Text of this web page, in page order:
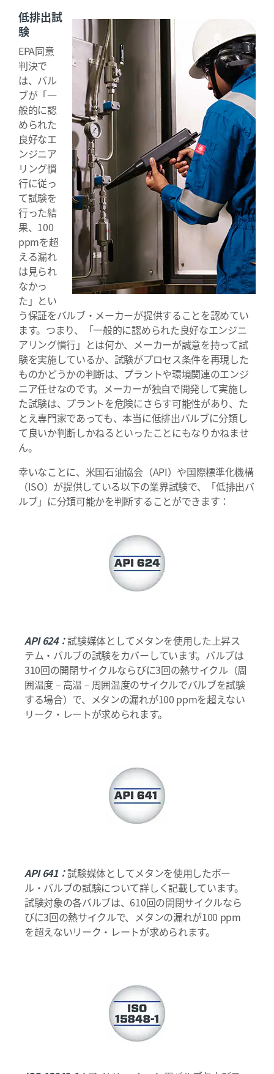
低排出試
験
EPA同意
判決で
は、バル
ブが「一
般的に認
められた
良好なエ
ンジニア
リング慣
行に従っ
て試験を
行った結
果、100
ppmを超
える漏れ
は見られ
なかっ
た」とい
う保証をバルブ・メーカーが提供することを認めてい
ます。つまり、「一般的に認められた良好なエンジニ
アリング慣行」とは何か、メーカーが誠意を持って試
験を実施しているか、試験がプロセス条件を再現した
ものかどうかの判断は、プラントや環境関連のエンジ
ニア任せなのです。メーカーが独自で開発して実施し
た試験は、プラントを危険にさらす可能性があり、た
とえ専門家であっても、本当に低排出バルブに分類し
て良いか判断しかねるといったことにもなりかねませ
ん。
幸いなことに、米国石油協会（API）や国際標準化機構
（ISO）が提供している以下の業界試験で、「低排出バ
ルブ」に分類可能かを判断することができます：
API 624：試験媒体としてメタンを使用した上昇ス
テム・バルブの試験をカバーしています。バルブは
310回の開閉サイクルならびに3回の熱サイクル（周
囲温度－高温－周囲温度のサイクルでバルブを試験
する場合）で、メタンの漏れが100 ppmを超えない
リーク・レートが求められます。
API 641：試験媒体としてメタンを使用したボー
ル・バルブの試験について詳しく記載しています。
試験対象の各バルブは、610回の開閉サイクルなら
びに3回の熱サイクルで、メタンの漏れが100 ppm
を超えないリーク・レートが求められます。